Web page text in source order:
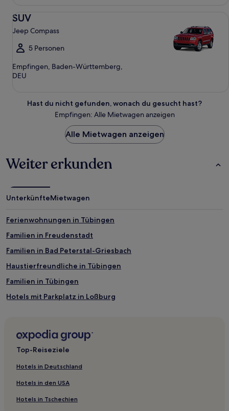
SUV
Jeep Compass
5 Personen
Empfingen, Baden-Württemberg,
DEU
Hast du nicht gefunden, wonach du gesucht hast?
Empfingen: Alle Mietwagen anzeigen
Alle Mietwagen anzeigen
Weiter erkunden
UnterkünfteMietwagen
Ferienwohnungen in Tübingen
Familien in Freudenstadt
Familien in Bad Peterstal-Griesbach
Haustierfreundliche in Tübingen
Familien in Tübingen
Hotels mit Parkplatz in Loßburg
Haustierfreundliche in Regierungsbezirk Tübingen
Hotels mit Parkplatz in Landkreis Freudenstadt
Hotels mit Parkplatz in Bad Rippoldsau-Schapbach
Top-Reiseziele
Hotels in Deutschland
Hotels in den USA
Hotels in Tschechien